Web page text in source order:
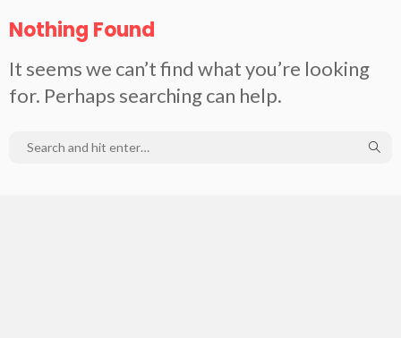
Nothing Found
It seems we can’t find what you’re looking
for. Perhaps searching can help.